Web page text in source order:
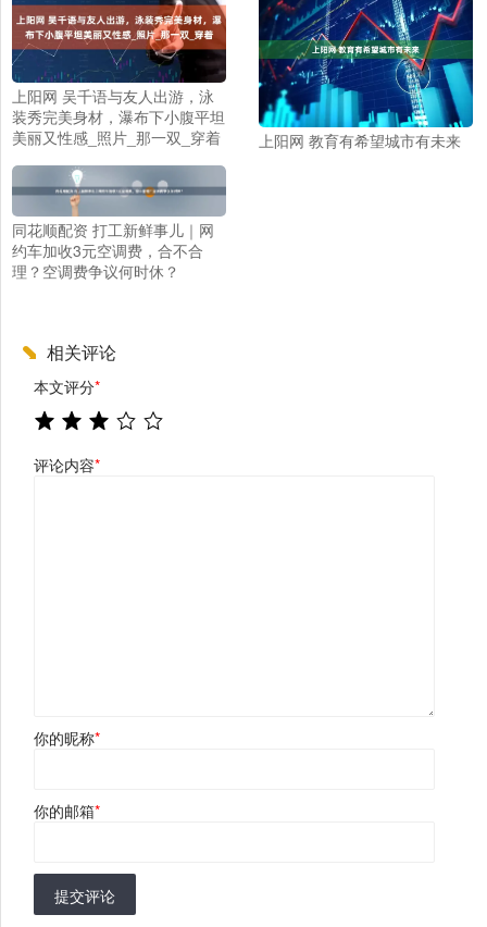
上阳网 吴千语与友人出游，泳
装秀完美身材，瀑布下小腹平坦
美丽又性感_照片_那一双_穿着
上阳网 教育有希望城市有未来
同花顺配资 打工新鲜事儿｜网
约车加收3元空调费，合不合
理？空调费争议何时休？
相关评论
本文评分*
评论内容*
你的昵称*
你的邮箱*
提交评论